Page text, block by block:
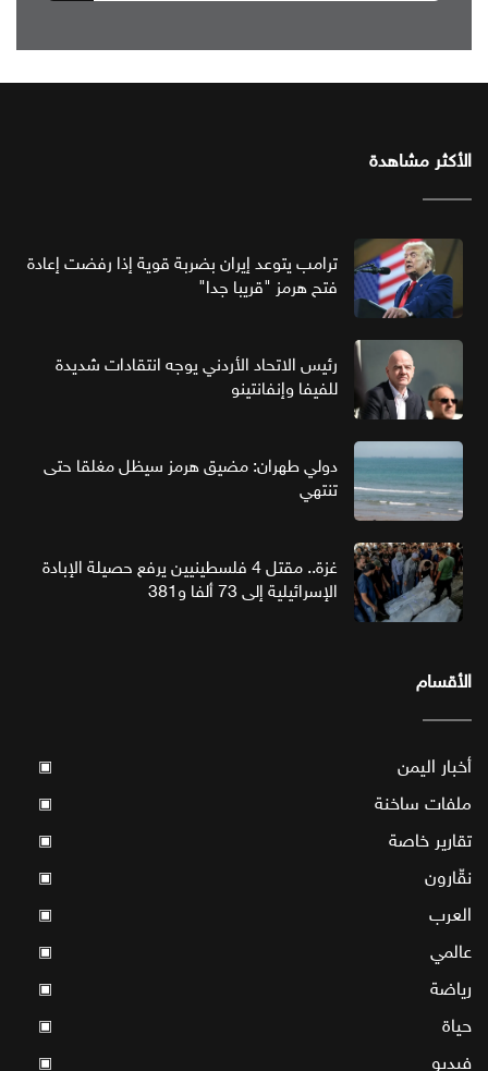
الأكثر مشاهدة
ترامب يتوعد إيران بضربة قوية إذا رفضت إعادة
فتح هرمز "قريبا جدا"
رئيس الاتحاد الأردني يوجه انتقادات شديدة
للفيفا وإنفانتينو
دولي طهران: مضيق هرمز سيظل مغلقا حتى
تنتهي
غزة.. مقتل 4 فلسطينيين يرفع حصيلة الإبادة
الإسرائيلية إلى 73 ألفا و381
الأقسام
أخبار اليمن ▣
ملفات ساخنة ▣
تقارير خاصة ▣
نقّارون ▣
العرب ▣
عالمي ▣
رياضة ▣
حياة ▣
فيديو ▣